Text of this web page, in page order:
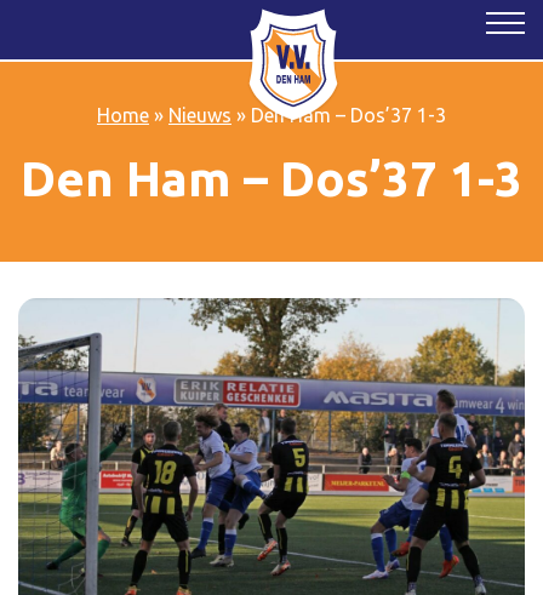
Home» Nieuws » Den Ham – Dos’37 1-3
Den Ham – Dos’37 1-3